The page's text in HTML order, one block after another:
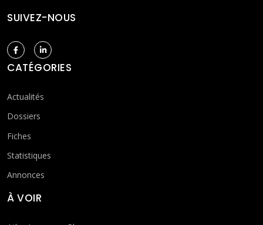
SUIVEZ-NOUS
CATÉGORIES
Actualités
Dossiers
Fiches
Statistiques
Annonces
À VOIR